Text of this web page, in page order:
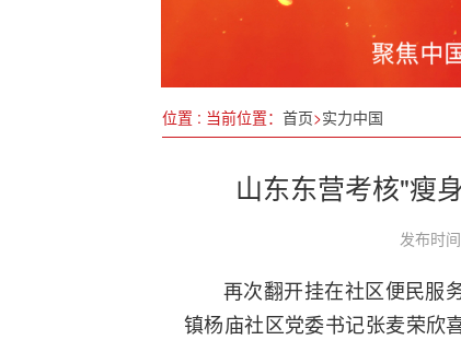
四川宣汉：工业崛起，
位置 : 当前位置： 首页>实力中国
山东东营考核"瘦
发布时
再次翻开挂在社区便民服
镇杨庙社区党委书记张麦荣欣